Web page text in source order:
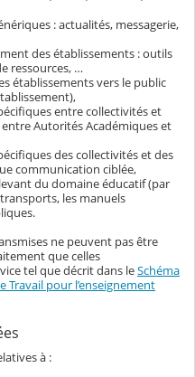
: actualités, messagerie,
des établissements : outils
ressources, …
établissements vers le public
entre collectivités et
Autorités Académiques et
des collectivités et des
communication ciblée,
du domaine éducatif (par
les manuels
ne peuvent pas être
que celles
tel que décrit dans leSchéma
Travail pour l’enseignement
à :